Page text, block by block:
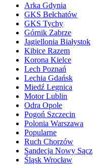
Arka Gdynia
GKS Bełchatów
GKS Tychy
Górnik Zabrze
Jagiellonia Białystok
Kibice Razem
Korona Kielce
Lech Poznań
Lechia Gdańsk
Miedź Legnica
Motor Lublin
Odra Opole
Pogoń Szczecin
Polonia Warszawa
Popularne
Ruch Chorzów
Sandecja Nowy Sącz
Śląsk Wrocław